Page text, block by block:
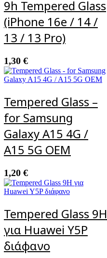
9h Tempered Glass
(iPhone 16e / 14 /
13 / 13 Pro)
1,30 €
Tempered Glass –
for Samsung
Galaxy A15 4G /
A15 5G OEM
1,20 €
Tempered Glass 9H
για Huawei Y5P
διάφανο